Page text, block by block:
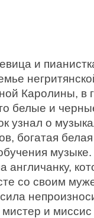
и
Каролины, в
белые и
узнал о
богатая
музыке.
англичанку,
со своим
и